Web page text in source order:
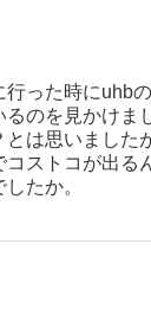
行った時にuhb
るのを見かけま
は思いました
コストコが出る
たか。